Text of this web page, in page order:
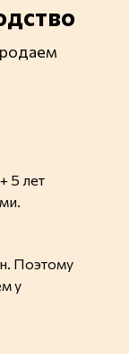
5 лет
Поэтому
у